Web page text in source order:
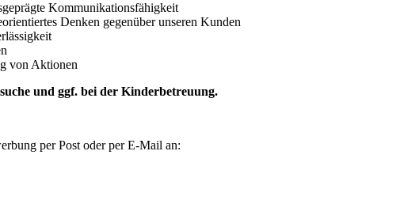
Kommunikationsfähigkeit
Denken gegenüber unseren Kunden
von Aktionen
und ggf. bei der Kinderbetreuung.
per Post oder per E-Mail an: